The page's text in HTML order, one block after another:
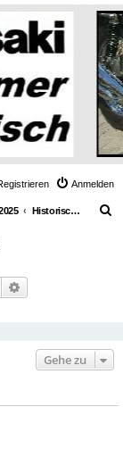
Anmelden
Historische Rennen / Race Events
Suche
Gehe zu